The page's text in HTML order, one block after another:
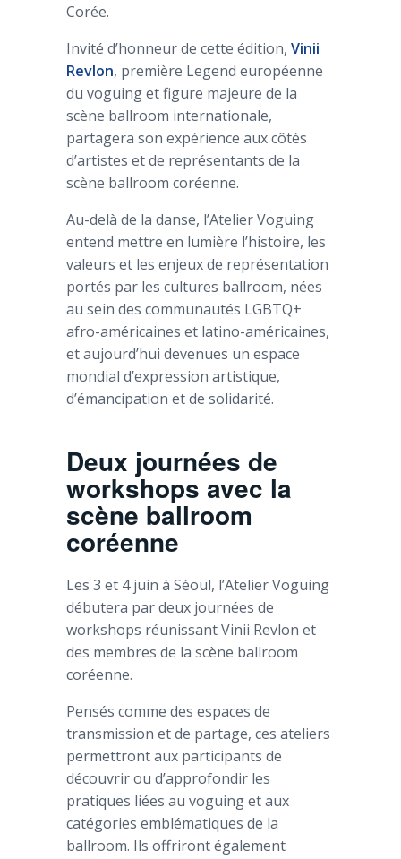
Corée.
Invité d’honneur de cette édition, Vinii
Revlon, première Legend européenne
du voguing et figure majeure de la
scène ballroom internationale,
partagera son expérience aux côtés
d’artistes et de représentants de la
scène ballroom coréenne.
Au-delà de la danse, l’Atelier Voguing
entend mettre en lumière l’histoire, les
valeurs et les enjeux de représentation
portés par les cultures ballroom, nées
au sein des communautés LGBTQ+
afro-américaines et latino-américaines,
et aujourd’hui devenues un espace
mondial d’expression artistique,
d’émancipation et de solidarité.
Deux journées de
workshops avec la
scène ballroom
coréenne
Les 3 et 4 juin à Séoul, l’Atelier Voguing
débutera par deux journées de
workshops réunissant Vinii Revlon et
des membres de la scène ballroom
coréenne.
Pensés comme des espaces de
transmission et de partage, ces ateliers
permettront aux participants de
découvrir ou d’approfondir les
pratiques liées au voguing et aux
catégories emblématiques de la
ballroom. Ils offriront également